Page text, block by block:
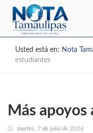
Usted está en: Nota
estudiantes
Más
martes, 7 de julio de 2026